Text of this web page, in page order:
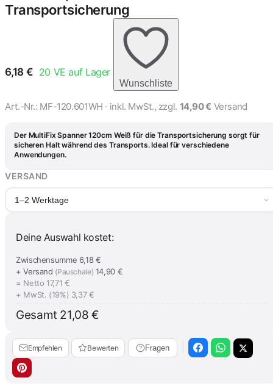
Transportsicherung
5,15 €
MultiFix Spanner 90cm
Transportsicherung
5,77 €
MultiFix Spanner 90cm
Transportsicherung
6,18 € 20 VE auf Lager
Wunschliste
Art.-Nr.: MF-120.601WH · inkl. MwSt., zzgl. 14,90 € Versand
Der MultiFix Spanner 120cm Weiß für die Transportsicherung sorgt für
sicheren Halt während des Transports. Ideal für verschiedene
Anwendungen.
VERSAND
1–2 Werktage
Deine Auswahl kostet:
Zwischensumme 6,18 €
+ Versand (Pauschale) 14,90 €
= Netto 17,71 €
+ MwSt. (19%) 3,37 €
Gesamt 21,08 €
Empfehlen Bewerten Fragen